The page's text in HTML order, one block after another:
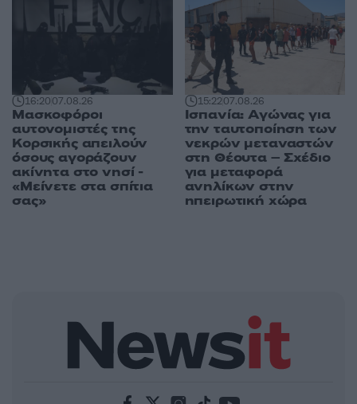
16:2007.08.26
Μασκοφόροι
αυτονομιστές της
Κορσικής απειλούν
όσους αγοράζουν
ακίνητα στο νησί -
«Μείνετε στα σπίτια
σας»
15:2207.08.26
Ισπανία: Αγώνας για
την ταυτοποίηση των
νεκρών μεταναστών
στη Θέουτα – Σχέδιο
για μεταφορά
ανηλίκων στην
ηπειρωτική χώρα